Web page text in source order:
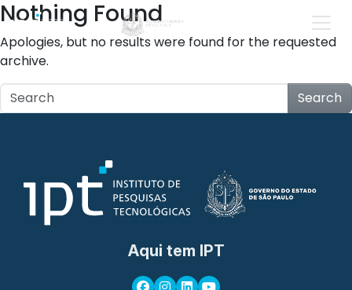
Nothing Found
Apologies, but no results were found for the requested
archive.
Search
Aqui tem IPT